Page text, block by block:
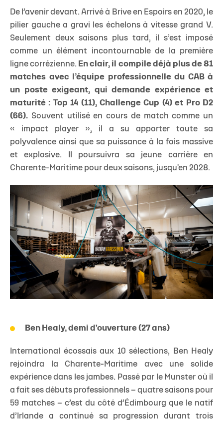
De l’avenir devant. Arrivé à Brive en Espoirs en 2020, le
pilier gauche a gravi les échelons à vitesse grand V.
Seulement deux saisons plus tard, il s’est imposé
comme un élément incontournable de la première
ligne corrézienne. En clair, il compile déjà plus de 81
matches avec l’équipe professionnelle du CAB à
un poste exigeant, qui demande expérience et
maturité : Top 14 (11), Challenge Cup (4) et Pro D2
(66). Souvent utilisé en cours de match comme un
« impact player », il a su apporter toute sa
polyvalence ainsi que sa puissance à la fois massive
et explosive. Il poursuivra sa jeune carrière en
Charente-Maritime pour deux saisons, jusqu'en 2028.
Ben Healy, demi d'ouverture (27 ans)
International écossais aux 10 sélections, Ben Healy
rejoindra la Charente-Maritime avec une solide
expérience dans les jambes. Passé par le Munster où il
a fait ses débuts professionnels – quatre saisons pour
59 matches – c’est du côté d’Édimbourg que le natif
d’Irlande a continué sa progression durant trois